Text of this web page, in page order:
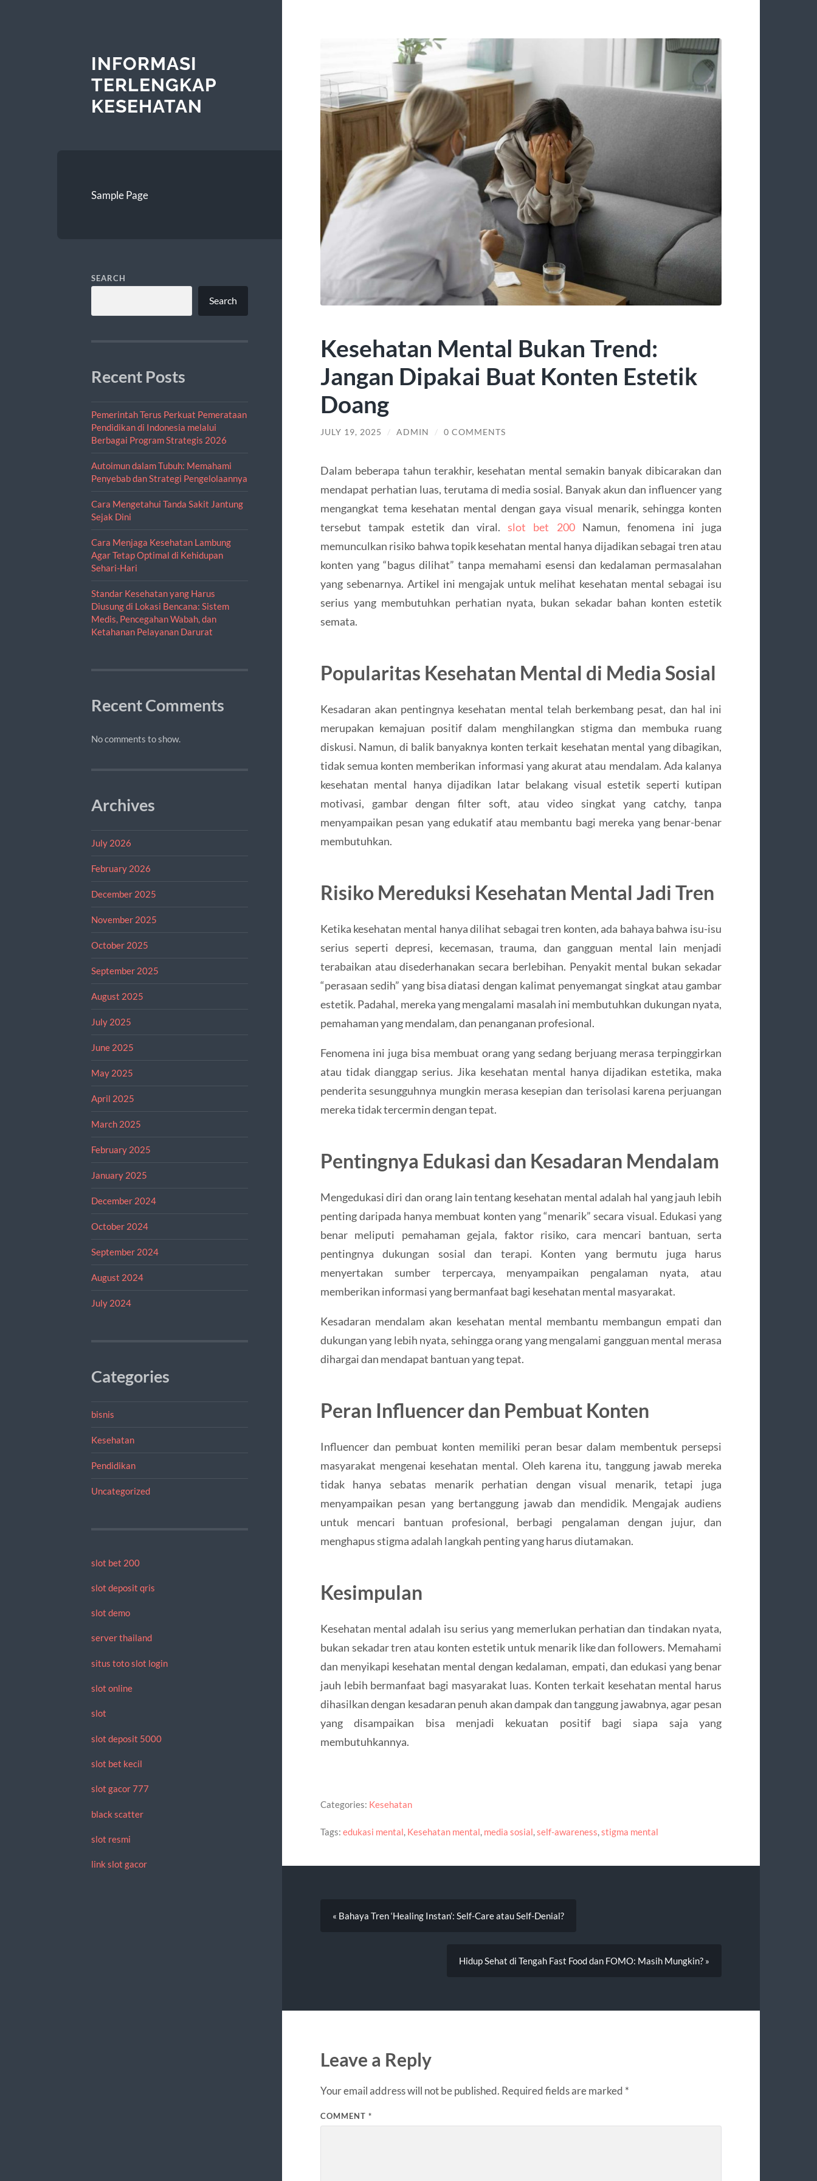
INFORMASI
TERLENGKAP
KESEHATAN
Sample Page
SEARCH
Search
Recent Posts
Pemerintah Terus Perkuat Pemerataan
Pendidikan di Indonesia melalui
Berbagai Program Strategis 2026
Autoimun dalam Tubuh: Memahami
Penyebab dan Strategi Pengelolaannya
Cara Mengetahui Tanda Sakit Jantung
Sejak Dini
Cara Menjaga Kesehatan Lambung
Agar Tetap Optimal di Kehidupan
Sehari-Hari
Standar Kesehatan yang Harus
Diusung di Lokasi Bencana: Sistem
Medis, Pencegahan Wabah, dan
Ketahanan Pelayanan Darurat
Recent Comments
No comments to show.
Archives
July 2026
February 2026
December 2025
November 2025
October 2025
September 2025
August 2025
July 2025
June 2025
May 2025
April 2025
March 2025
February 2025
January 2025
December 2024
October 2024
September 2024
August 2024
July 2024
Categories
bisnis
Kesehatan
Pendidikan
Uncategorized
slot bet 200
slot deposit qris
slot demo
server thailand
situs toto slot login
slot online
slot
slot deposit 5000
slot bet kecil
slot gacor 777
black scatter
slot resmi
link slot gacor
Kesehatan Mental Bukan Trend:
Jangan Dipakai Buat Konten Estetik
Doang
JULY 19, 2025 / ADMIN / 0 COMMENTS
Dalam beberapa tahun terakhir, kesehatan mental semakin banyak dibicarakan dan
mendapat perhatian luas, terutama di media sosial. Banyak akun dan influencer yang
mengangkat tema kesehatan mental dengan gaya visual menarik, sehingga konten
tersebut tampak estetik dan viral.slot bet 200Namun, fenomena ini juga
memunculkan risiko bahwa topik kesehatan mental hanya dijadikan sebagai tren atau
konten yang “bagus dilihat” tanpa memahami esensi dan kedalaman permasalahan
yang sebenarnya. Artikel ini mengajak untuk melihat kesehatan mental sebagai isu
serius yang membutuhkan perhatian nyata, bukan sekadar bahan konten estetik
semata.
Popularitas Kesehatan Mental di Media Sosial
Kesadaran akan pentingnya kesehatan mental telah berkembang pesat, dan hal ini
merupakan kemajuan positif dalam menghilangkan stigma dan membuka ruang
diskusi. Namun, di balik banyaknya konten terkait kesehatan mental yang dibagikan,
tidak semua konten memberikan informasi yang akurat atau mendalam. Ada kalanya
kesehatan mental hanya dijadikan latar belakang visual estetik seperti kutipan
motivasi, gambar dengan filter soft, atau video singkat yang catchy, tanpa
menyampaikan pesan yang edukatif atau membantu bagi mereka yang benar-benar
membutuhkan.
Risiko Mereduksi Kesehatan Mental Jadi Tren
Ketika kesehatan mental hanya dilihat sebagai tren konten, ada bahaya bahwa isu-isu
serius seperti depresi, kecemasan, trauma, dan gangguan mental lain menjadi
terabaikan atau disederhanakan secara berlebihan. Penyakit mental bukan sekadar
“perasaan sedih” yang bisa diatasi dengan kalimat penyemangat singkat atau gambar
estetik. Padahal, mereka yang mengalami masalah ini membutuhkan dukungan nyata,
pemahaman yang mendalam, dan penanganan profesional.
Fenomena ini juga bisa membuat orang yang sedang berjuang merasa terpinggirkan
atau tidak dianggap serius. Jika kesehatan mental hanya dijadikan estetika, maka
penderita sesungguhnya mungkin merasa kesepian dan terisolasi karena perjuangan
mereka tidak tercermin dengan tepat.
Pentingnya Edukasi dan Kesadaran Mendalam
Mengedukasi diri dan orang lain tentang kesehatan mental adalah hal yang jauh lebih
penting daripada hanya membuat konten yang “menarik” secara visual. Edukasi yang
benar meliputi pemahaman gejala, faktor risiko, cara mencari bantuan, serta
pentingnya dukungan sosial dan terapi. Konten yang bermutu juga harus
menyertakan sumber terpercaya, menyampaikan pengalaman nyata, atau
memberikan informasi yang bermanfaat bagi kesehatan mental masyarakat.
Kesadaran mendalam akan kesehatan mental membantu membangun empati dan
dukungan yang lebih nyata, sehingga orang yang mengalami gangguan mental merasa
dihargai dan mendapat bantuan yang tepat.
Peran Influencer dan Pembuat Konten
Influencer dan pembuat konten memiliki peran besar dalam membentuk persepsi
masyarakat mengenai kesehatan mental. Oleh karena itu, tanggung jawab mereka
tidak hanya sebatas menarik perhatian dengan visual menarik, tetapi juga
menyampaikan pesan yang bertanggung jawab dan mendidik. Mengajak audiens
untuk mencari bantuan profesional, berbagi pengalaman dengan jujur, dan
menghapus stigma adalah langkah penting yang harus diutamakan.
Kesimpulan
Kesehatan mental adalah isu serius yang memerlukan perhatian dan tindakan nyata,
bukan sekadar tren atau konten estetik untuk menarik like dan followers. Memahami
dan menyikapi kesehatan mental dengan kedalaman, empati, dan edukasi yang benar
jauh lebih bermanfaat bagi masyarakat luas. Konten terkait kesehatan mental harus
dihasilkan dengan kesadaran penuh akan dampak dan tanggung jawabnya, agar pesan
yang disampaikan bisa menjadi kekuatan positif bagi siapa saja yang
membutuhkannya.
Categories: Kesehatan
Tags: edukasi mental, Kesehatan mental, media sosial,self-awareness,stigma mental
« Bahaya Tren ‘Healing Instan’: Self-Care atau Self-Denial?
Hidup Sehat di Tengah Fast Food dan FOMO: Masih Mungkin? »
Leave a Reply
Your email address will not be published. Required fields are marked *
COMMENT *